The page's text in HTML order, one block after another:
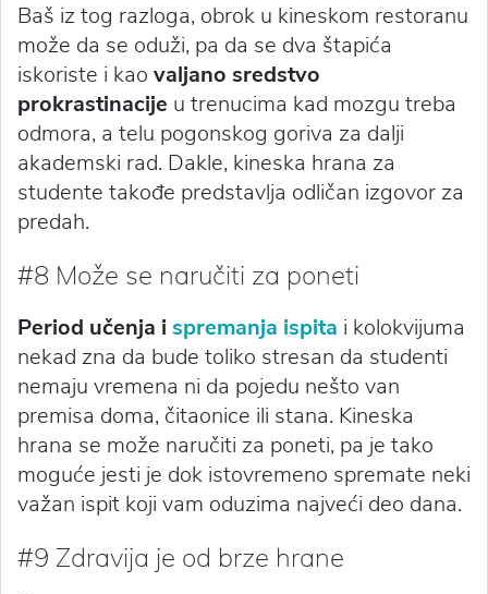
Baš iz tog razloga, obrok u kineskom restoranu
može da se oduži, pa da se dva štapića
iskoriste i kao valjano sredstvo
prokrastinacije u trenucima kad mozgu treba
odmora, a telu pogonskog goriva za dalji
akademski rad. Dakle, kineska hrana za
studente takođe predstavlja odličan izgovor za
predah.
#8 Može se naručiti za poneti
Period učenja i spremanja ispita i kolokvijuma
nekad zna da bude toliko stresan da studenti
nemaju vremena ni da pojedu nešto van
premisa doma, čitaonice ili stana. Kineska
hrana se može naručiti za poneti, pa je tako
moguće jesti je dok istovremeno spremate neki
važan ispit koji vam oduzima najveći deo dana.
#9 Zdravija je od brze hrane